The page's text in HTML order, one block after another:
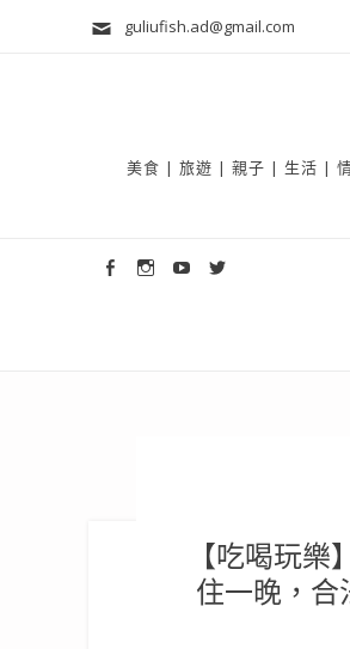
guliufish.ad@gmail.com
美食 | 旅遊 | 親子 | 生活 | 情
【吃喝玩
住一晚，